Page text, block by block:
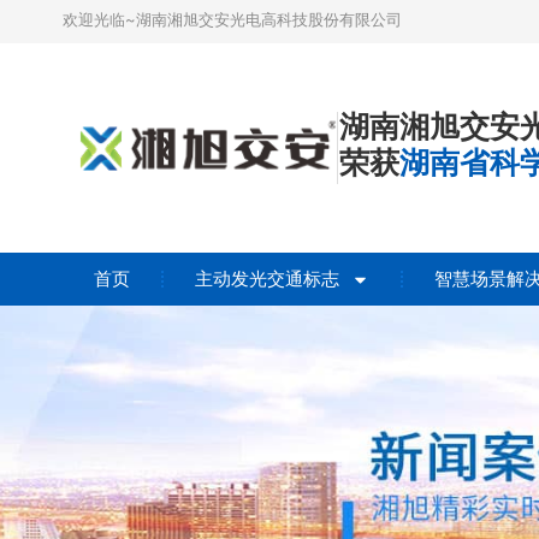
欢迎光临~湖南湘旭交安光电高科技股份有限公司
湖南湘旭交安
荣获湖南省科
首页 主动发光交通标志 智慧场景解